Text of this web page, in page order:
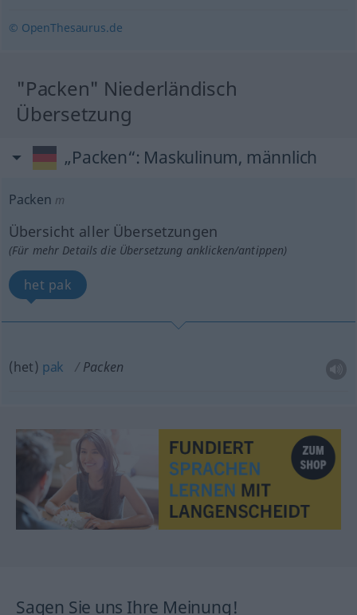
© OpenThesaurus.de
"Packen" Niederländisch
Übersetzung
„Packen“: Maskulinum, männlich
Packen m
Übersicht aller Übersetzungen
(Für mehr Details die Übersetzung anklicken/antippen)
het pak
(het) pak Packen
Sagen Sie uns Ihre Meinung!